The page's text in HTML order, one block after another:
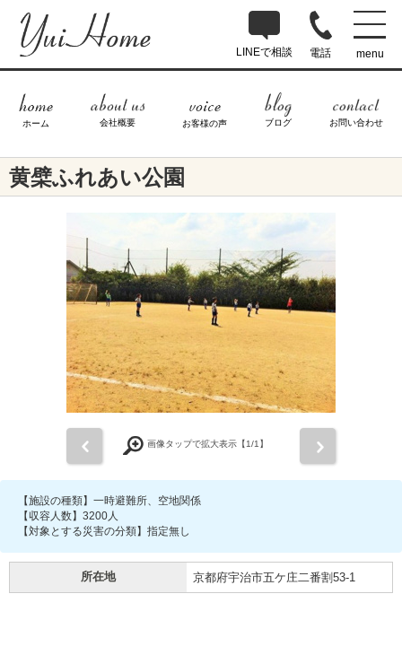
LINEで相談 電話 menu
ホーム 会社概要 お客様の声 ブログ お問い合わせ
黄檗ふれあい公園
画像タップで拡大表示【1/1】
【施設の種類】一時避難所、空地関係
【収容人数】3200人
【対象とする災害の分類】指定無し
所在地 京都府宇治市五ケ庄二番割53-1